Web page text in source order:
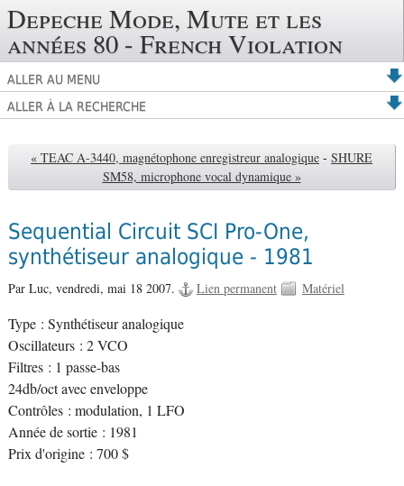
Depeche Mode, Mute et les
années 80 - French Violation
ALLER AU MENU
ALLER À LA RECHERCHE
« TEAC A-3440, magnétophone enregistreur analogique - SHURE
SM58, microphone vocal dynamique »
Sequential Circuit SCI Pro-One,
synthétiseur analogique - 1981
Par Luc, vendredi, mai 18 2007. Lien permanent Matériel
Type : Synthétiseur analogique
Oscillateurs : 2 VCO
Filtres : 1 passe-bas
24db/oct avec enveloppe
Contrôles : modulation, 1 LFO
Année de sortie : 1981
Prix d'origine : 700 $